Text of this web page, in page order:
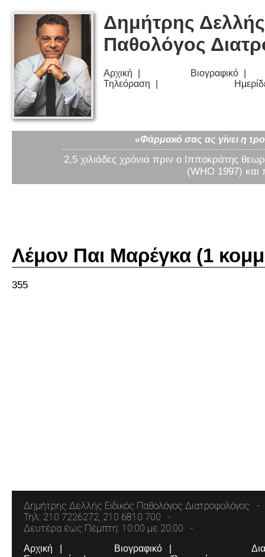
Δημήτρης
Παθολόγος
Αρχική
Βιογραφικό
Τηλεόραση
«Φάρμακό σας ας γίνει η
2,5 χιλιάδες χρόνια πριν ο Ιπποκράτης
(WHO 1997) και
Λέμον Παι Μαρέγκα (1
355
Δημήτρης Δελλής Ειδικός Παθολόγος Διατροφολόγος
Τηλ: 210 7226272, 210 6810 700
Δευτέρα έως Πέμπτη: 10:00 με 20:00
Αρχική Βιογραφικό